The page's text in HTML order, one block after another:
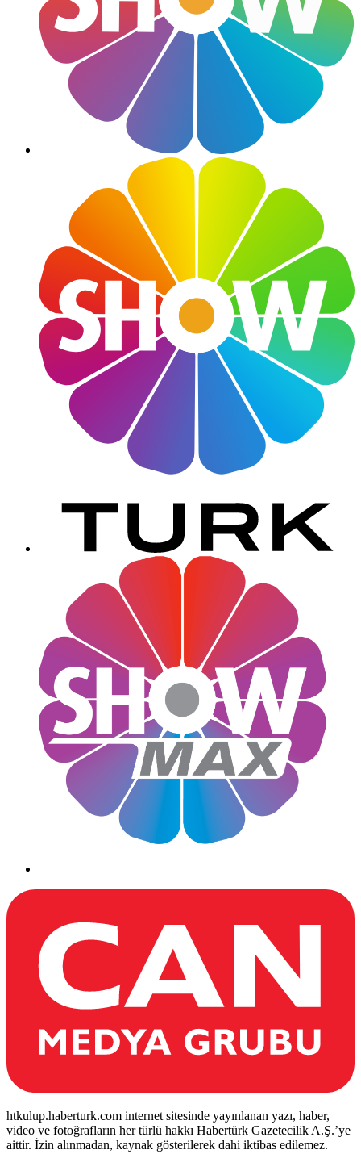
htkulup.haberturk.com internet sitesinde yayınlanan yazı, haber,
video ve fotoğrafların her türlü hakkı Habertürk Gazetecilik A.Ş.’ye
aittir. İzin alınmadan, kaynak gösterilerek dahi iktibas edilemez.